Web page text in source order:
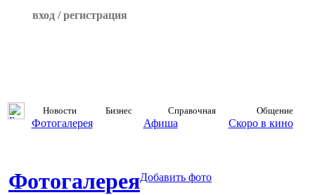
вход / регистрация
Новости Бизнес Справочная Общение
Фотогалерея Афиша Скоро в кино
ФотогалереяДобавить фото